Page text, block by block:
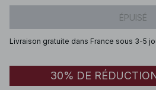
ÉPUISÉ
Livraison gratuite dans France sous 3-5
30% DE